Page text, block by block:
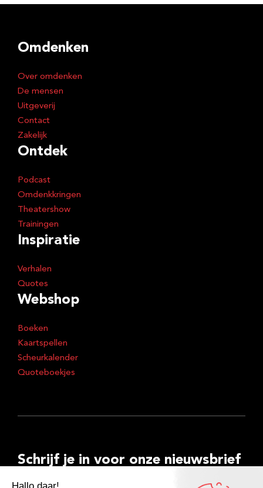
Omdenken
Over omdenken
De mensen
Uitgeverij
Contact
Zakelijk
Ontdek
Podcast
Omdenkkringen
Theatershow
Trainingen
Inspiratie
Verhalen
Quotes
Webshop
Boeken
Kaartspellen
Scheurkalender
Quoteboekjes
Schrijf je in voor onze nieuwsbrief